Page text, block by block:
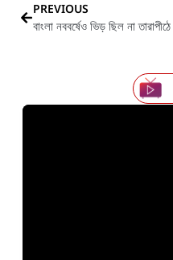
PREVIOUS
বাংলা নববর্ষেও ভিড় ছিল না তারাপীঠে